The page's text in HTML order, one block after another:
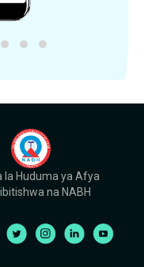
la Huduma ya Afya
na NABH